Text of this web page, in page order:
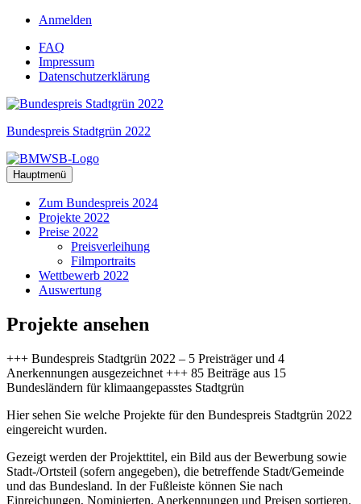
Zum
springen
Anmelden
FAQ
Impressum
Datenschutzerklärung
Bundespreis Stadtgrün 2022
Hauptmenü
Zum Bundespreis 2024
Projekte 2022
Preise 2022
Preisverleihung
Filmportraits
Wettbewerb 2022
Auswertung
Projekte ansehen
+++ Bundespreis Stadtgrün 2022 – 5 Preisträger und 4
Anerkennungen ausgezeichnet +++ 85 Beiträge aus 15
Bundesländern für klimaangepasstes Stadtgrün
Hier sehen Sie welche Projekte für den Bundespreis Stadtgrün 2022
eingereicht wurden.
Gezeigt werden der Projekttitel, ein Bild aus der Bewerbung sowie
Stadt-/Ortsteil (sofern angegeben), die betreffende Stadt/Gemeinde
und das Bundesland. In der Fußleiste können Sie nach
Einreichungen, Nominierten, Anerkennungen und Preisen sortieren.